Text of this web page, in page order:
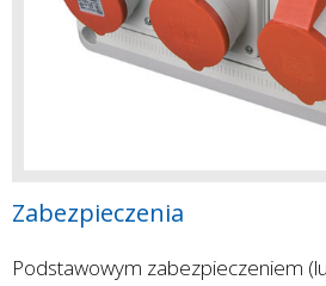
Zabezpieczenia
Podstawowym zabezpieczeniem